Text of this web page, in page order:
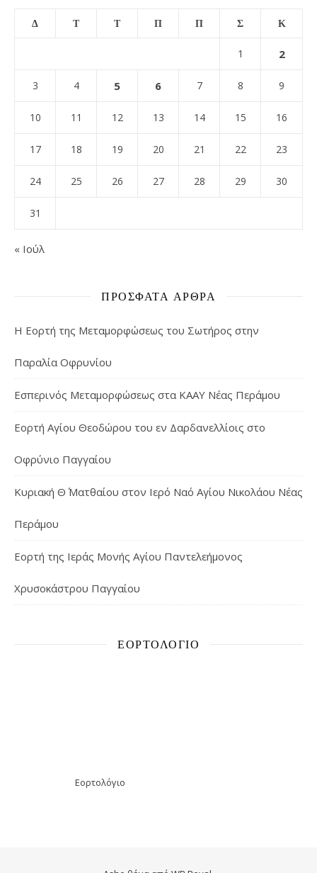
Δ Τ Τ Π Π Σ Κ
1 2
3 4 5 6 7 8 9
10 11 12 13 14 15 16
17 18 19 20 21 22 23
24 25 26 27 28 29 30
31
« Ιούλ
ΠΡΌΣΦΑΤΑ ΆΡΘΡΑ
Η Εορτή της Μεταμορφώσεως του Σωτήρος στην
Παραλία Οφρυνίου
Εσπερινός Μεταμορφώσεως στα ΚΑΑΥ Νέας Περάμου
Εορτή Αγίου Θεοδώρου του εν Δαρδανελλίοις στο
Οφρύνιο Παγγαίου
Κυριακή Θ΄ Ματθαίου στον Ιερό Ναό Αγίου Νικολάου Νέας
Περάμου
Εορτή της Ιεράς Μονής Αγίου Παντελεήμονος
Χρυσοκάστρου Παγγαίου
ΕΟΡΤΟΛΌΓΙΟ
Εορτολόγιο